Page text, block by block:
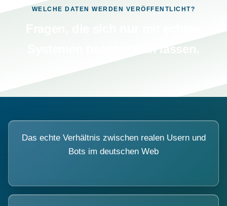
WELCHE DATEN WERDEN VERÖFFENTLICHT?
Das echte Verhältnis zwischen realen Usern und
Bots im deutschen Web